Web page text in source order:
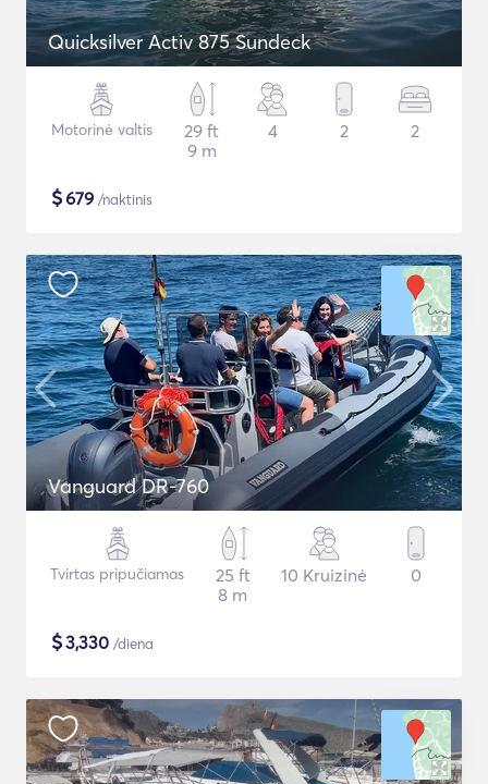
Quicksilver Activ 875 Sundeck
Motorinė valtis
29 ft
9 m
4 2 2
$679 /naktinis
Vanguard DR-760
Tvirtas pripučiamas
25 ft
8 m
10 Kruizinė 0
$3,330 /diena